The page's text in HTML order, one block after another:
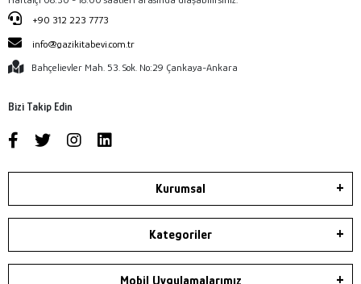
+90 312 223 7773
info@gazikitabevi.com.tr
Bahçelievler Mah. 53. Sok. No:29 Çankaya-Ankara
Bizi Takip Edin
Kurumsal
Kategoriler
Mobil Uygulamalarımız